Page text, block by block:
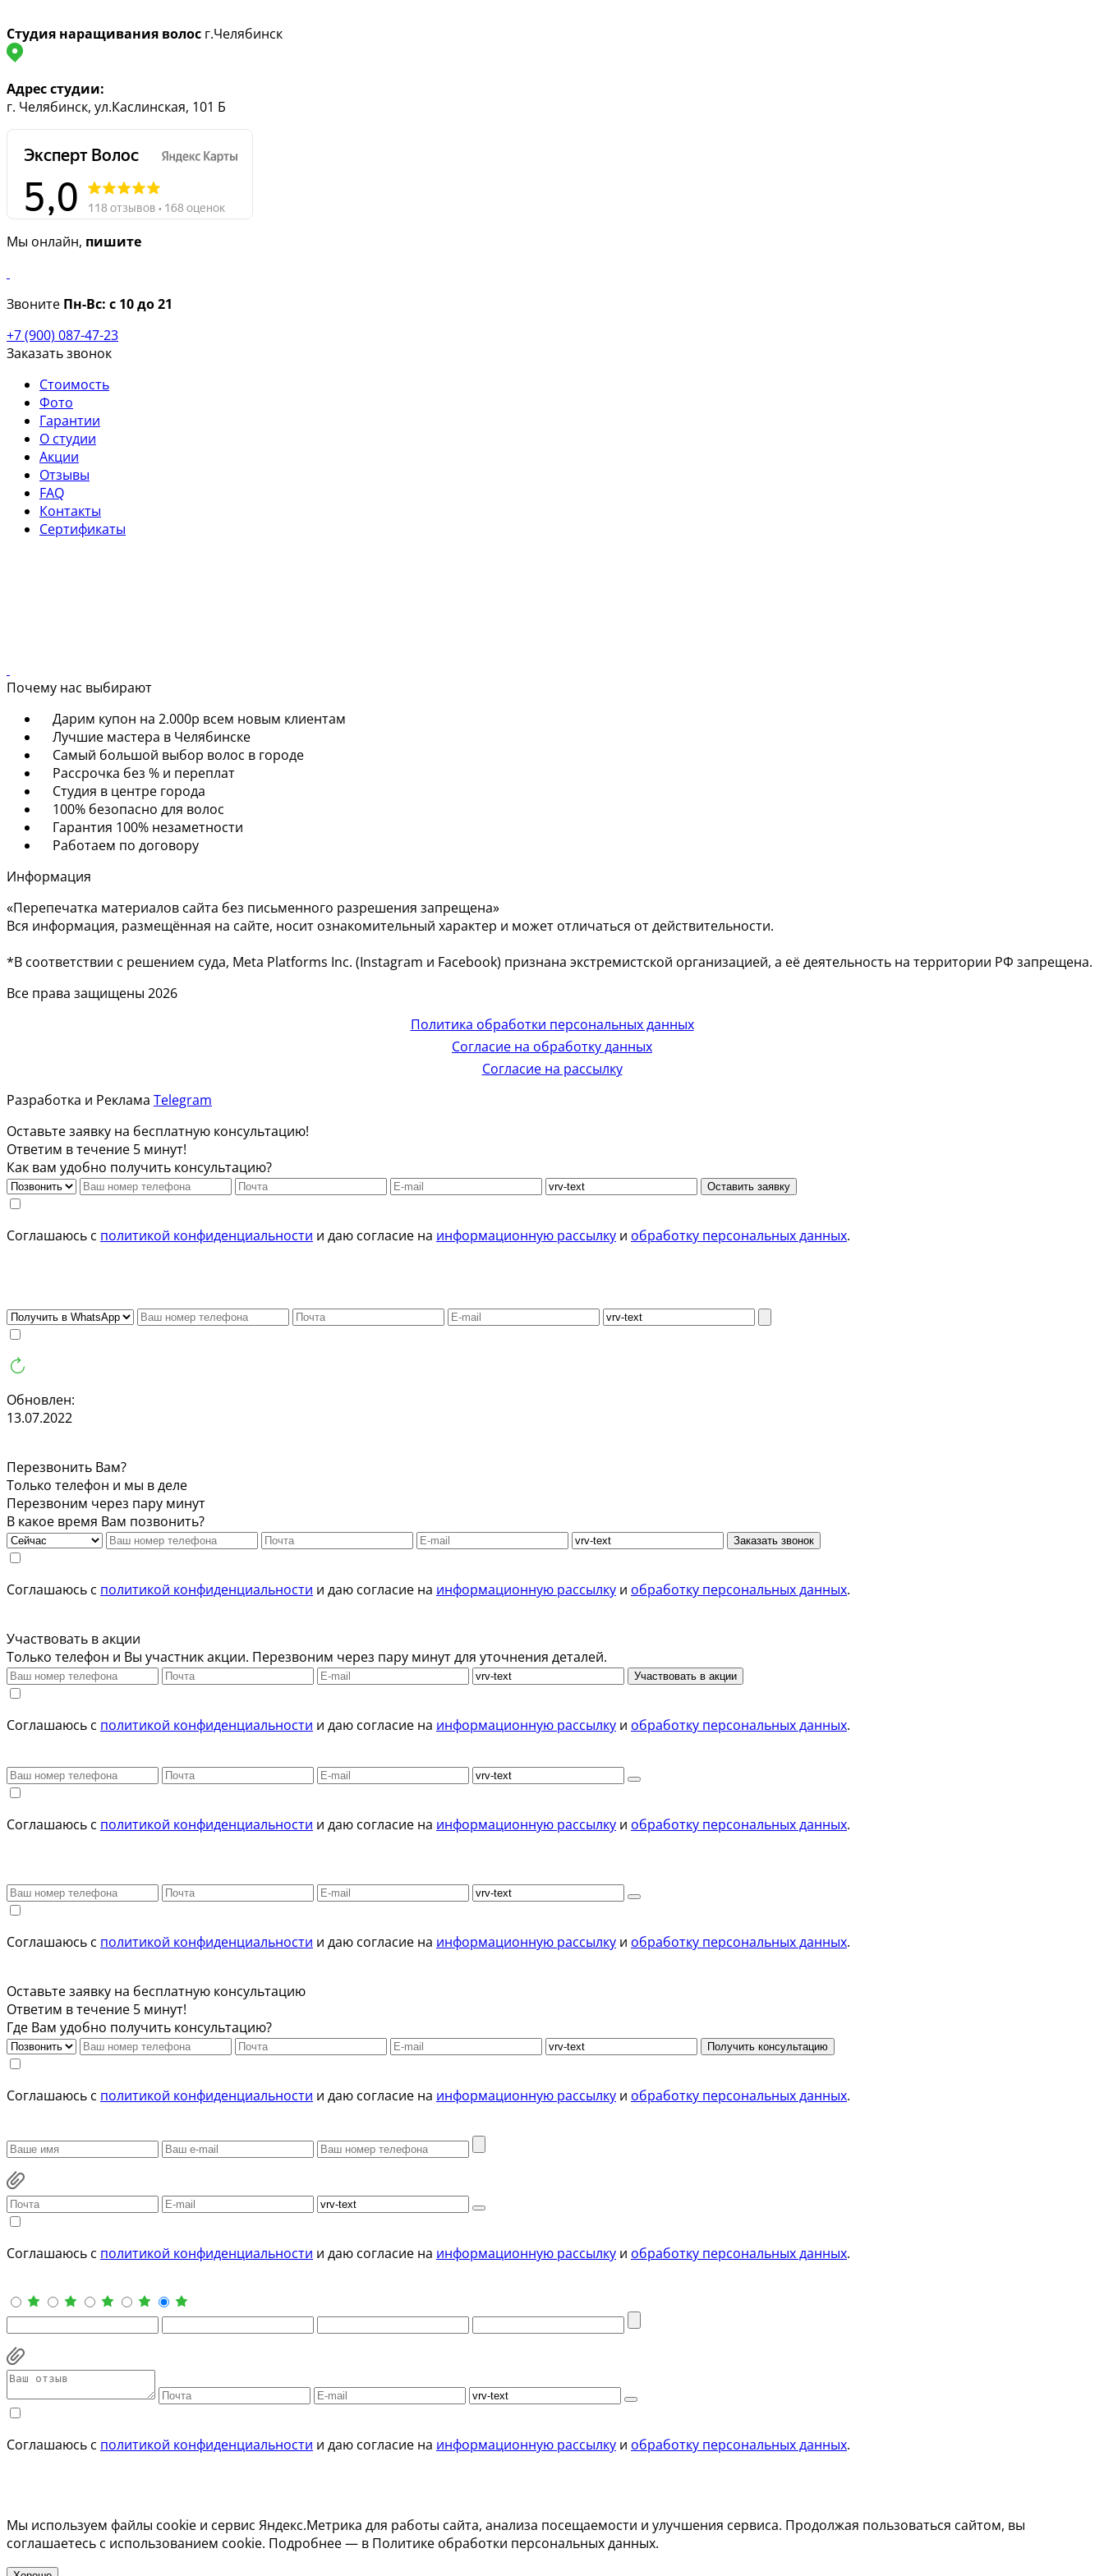
Студия наращивания волос г.Челябинск
Адрес студии:
г. Челябинск, ул.Каслинская, 101 Б
Мы онлайн, пишите
Звоните Пн-Вс: с 10 до 21
+7 (900) 087-47-23
Заказать звонок
Стоимость
Фото
Гарантии
О студии
Акции
Отзывы
FAQ
Контакты
Сертификаты
Почему нас выбирают
Дарим купон на 2.000р всем новым клиентам
Лучшие мастера в Челябинске
Самый большой выбор волос в городе
Рассрочка без % и переплат
Студия в центре города
100% безопасно для волос
Гарантия 100% незаметности
Работаем по договору
Информация
«Перепечатка материалов сайта без письменного разрешения запрещена»
Вся информация, размещённая на сайте, носит ознакомительный характер и может отличаться от действительности.
*В соответствии с решением суда, Meta Platforms Inc. (Instagram и Facebook) признана экстремистской организацией, а её деятельность на территории РФ запрещена.
Все права защищены 2026
Политика обработки персональных данных
Согласие на обработку данных
Согласие на рассылку
Разработка и Реклама Telegram
Оставьте заявку на бесплатную консультацию!
Ответим в течение 5 минут!
Как вам удобно получить консультацию?
Оставить заявку
Соглашаюсь с политикой конфиденциальности и даю согласие на информационную рассылку и обработку персональных данных.
Обновлен:
13.07.2022
Перезвонить Вам?
Только телефон и мы в деле
Перезвоним через пару минут
В какое время Вам позвонить?
Заказать звонок
Соглашаюсь с политикой конфиденциальности и даю согласие на информационную рассылку и обработку персональных данных.
Участвовать в акции
Только телефон и Вы участник акции. Перезвоним через пару минут для уточнения деталей.
Участвовать в акции
Соглашаюсь с политикой конфиденциальности и даю согласие на информационную рассылку и обработку персональных данных.
Соглашаюсь с политикой конфиденциальности и даю согласие на информационную рассылку и обработку персональных данных.
Соглашаюсь с политикой конфиденциальности и даю согласие на информационную рассылку и обработку персональных данных.
Оставьте заявку на бесплатную консультацию
Ответим в течение 5 минут!
Где Вам удобно получить консультацию?
Получить консультацию
Соглашаюсь с политикой конфиденциальности и даю согласие на информационную рассылку и обработку персональных данных.
Соглашаюсь с политикой конфиденциальности и даю согласие на информационную рассылку и обработку персональных данных.
Соглашаюсь с политикой конфиденциальности и даю согласие на информационную рассылку и обработку персональных данных.
Мы используем файлы cookie и сервис Яндекс.Метрика для работы сайта, анализа посещаемости и улучшения сервиса. Продолжая пользоваться сайтом, вы
соглашаетесь с использованием cookie. Подробнее — в Политике обработки персональных данных.